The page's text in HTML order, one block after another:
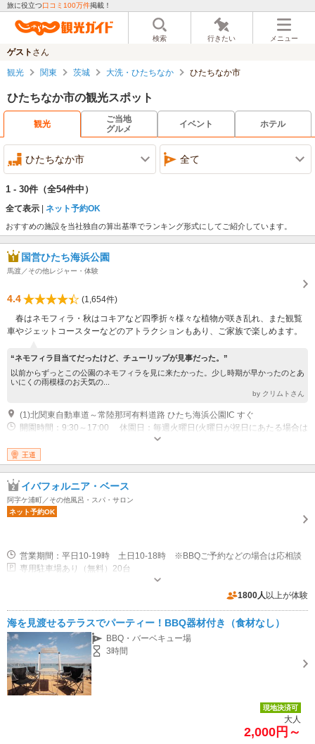
旅に役立つ口コミ100万件掲載！
検索 行きたい メニュー
ゲスト さん
観光 関東 茨城 大洗・ひたちなか ひたちなか市
ひたちなか市の観光スポット
観光
ご当地
グルメ
イベント ホテル
ひたちなか市 全て
1 - 30件 （全54件中）
全て表示 ネット予約OK
おすすめの施設を当社独自の算出基準でランキング形式にしてご紹介しています。
国営ひたち海浜公園
馬渡／その他レジャー・体験
4.4
(1,654件)
春はネモフィラ・秋はコキアなど四季折々様々な植物が咲き乱れ、また観覧
車やジェットコースターなどのアトラクションもあり、ご家族で楽しめます。
“ネモフィラ目当てだったけど、チューリップが見事だった。”
以前からずっとこの公園のネモフィラを見に来たかった。少し時期が早かったのとあ
いにくの雨模様のお天気の...
by クリムトさん
(1)北関東自動車道～常陸那珂有料道路 ひたち海浜公園IC すぐ
開園時間：9:30～17:00 休園日：毎週火曜日(火曜日が祝日にあたる場合は
翌日の水曜日) / 12月31日、1月1日 / 2月の第1火曜日からその週の金
曜日まで ※休園日のない期間あり、詳細はＨＰで確認してください 開園
日および休園日、開園時間は都合により変更もあり
王道
イバフォルニア・ベース
阿字ケ浦町／その他風呂・スパ・サロン
ネット予約OK
営業期間：平日10-19時 土日10-18時 ※BBQご予約などの場合は応相談
専用駐車場あり（無料）20台
1800人 以上が体験
海を見渡せるテラスでパーティー！BBQ器材付き（食材なし）
BBQ・バーベキュー場
3時間
現地決済可
大人
2,000円～